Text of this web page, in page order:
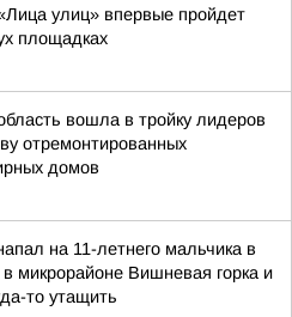
улиц» впервые пройдет
площадках
вошла в тройку лидеров
отремонтированных
домов
на 11-летнего мальчика в
микрорайоне Вишневая горка и
то утащить